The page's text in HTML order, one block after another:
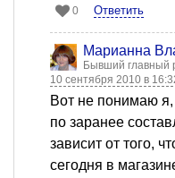
0 Ответить
Марианна
Бывший главный
10 сентября 2010 в
Вот не понимаю я,
по заранее
зависит от того,
сегодня в